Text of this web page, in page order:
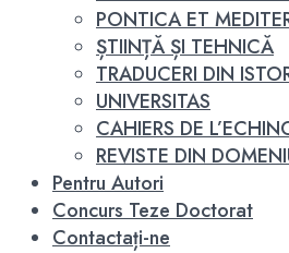
PONTICA ET
ȘTIINȚĂ ȘI TEHNICĂ
TRADUCERI DIN
UNIVERSITAS
CAHIERS DE
REVISTE DIN
Pentru Autori
Concurs Teze Doctorat
Contactați-ne